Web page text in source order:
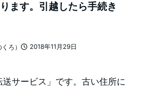
ます。引越したら手続き
2018年11月29日
ろ）
送サービス」です。古い住所に